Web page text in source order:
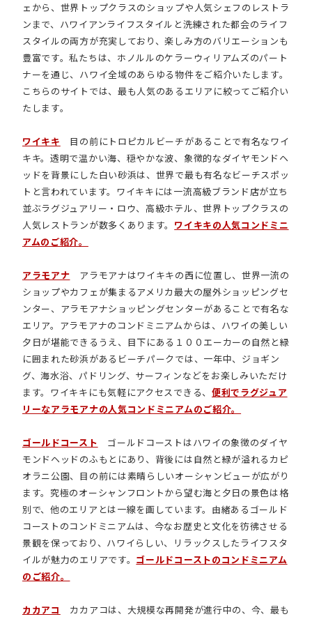
ェから、世界トップクラスのショップや人気シェフのレストラ
ンまで、ハワイアンライフスタイルと洗練された都会のライフ
スタイルの両方が充実しており、楽しみ方のバリエーションも
豊富です。私たちは、ホノルルのケラーウィリアムズのパート
ナーを通じ、ハワイ全域のあらゆる物件をご紹介いたします。
こちらのサイトでは、最も人気のあるエリアに絞ってご紹介い
たします。
ワイキキ 目の前にトロピカルビーチがあることで有名なワイ
キキ。透明で温かい海、穏やかな波、象徴的なダイヤモンドヘ
ッドを背景にした白い砂浜は、世界で最も有名なビーチスポッ
トと言われています。ワイキキには一流高級ブランド店が立ち
並ぶラグジュアリー・ロウ、高級ホテル、世界トップクラスの
人気レストランが数多くあります。 ワイキキの人気コンドミニ
アムのご紹介。
アラモアナ アラモアナはワイキキの西に位置し、世界一流の
ショップやカフェが集まるアメリカ最大の屋外ショッピングセ
ンター、アラモアナショッピングセンターがあることで有名な
エリア。アラモアナのコンドミニアムからは、ハワイの美しい
夕日が堪能できるうえ、目下にある１００エーカーの自然と緑
に囲まれた砂浜があるビーチパークでは、一年中、ジョギン
グ、海水浴、パドリング、サーフィンなどをお楽しみいただけ
ます。ワイキキにも気軽にアクセスできる、 便利でラグジュア
リーなアラモアナの人気コンドミニアムのご紹介。
ゴールドコースト ゴールドコーストはハワイの象徴のダイヤ
モンドヘッドのふもとにあり、背後には自然と緑が溢れるカピ
オラニ公園、目の前には素晴らしいオーシャンビューが広がり
ます。究極のオーシャンフロントから望む海と夕日の景色は格
別で、他のエリアとは一線を画しています。由緒あるゴールド
コーストのコンドミニアムは、今なお歴史と文化を彷彿させる
景観を保っており、ハワイらしい、リラックスしたライフスタ
イルが魅力のエリアです。 ゴールドコーストのコンドミニアム
のご紹介。
カカアコ
カカアコは、大規模な再開発が進行中の、今、最も